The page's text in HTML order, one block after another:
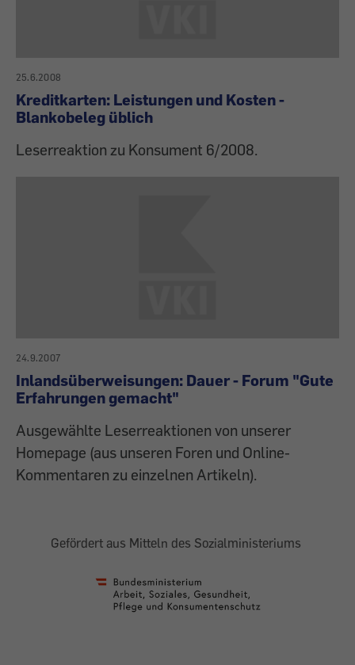
25.6.2008
Kreditkarten: Leistungen und Kosten -
Blankobeleg üblich
Leserreaktion zu Konsument 6/2008.
24.9.2007
Inlandsüberweisungen: Dauer - Forum "Gute
Erfahrungen gemacht"
Ausgewählte Leserreaktionen von unserer
Homepage (aus unseren Foren und Online-
Kommentaren zu einzelnen Artikeln).
Gefördert aus Mitteln des Sozialministeriums